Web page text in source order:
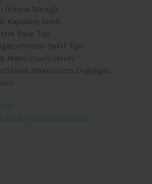
Isıtma Tekniği
Kapasite Sınıfı
Baca Tipi
Yakıt Tipi
Maksimum Verim
saat Maksimum Doğalgaz
kombi , proteus premix,